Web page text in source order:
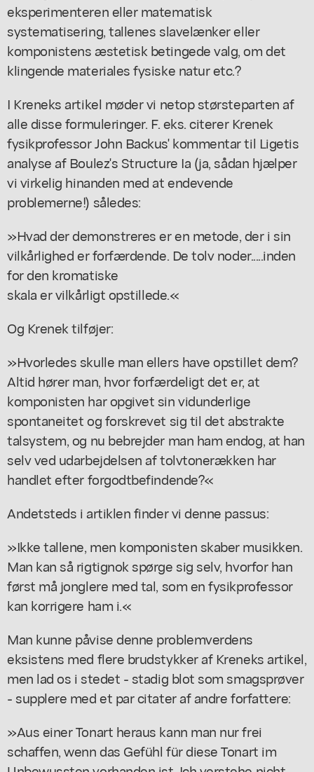
eksperimenteren eller matematisk
systematisering, tallenes slavelænker eller
komponistens æstetisk betingede valg, om det
klingende materiales fysiske natur etc.?
I Kreneks artikel møder vi netop størsteparten af
alle disse formuleringer. F. eks. citerer Krenek
fysikprofessor John Backus' kommentar til Ligetis
analyse af Boulez's Structure Ia (ja, sådan hjælper
vi virkelig hinanden med at endevende
problemerne!) således:
»Hvad der demonstreres er en metode, der i sin
vilkårlighed er forfærdende. De tolv noder.....inden
for den kromatiske
skala er vilkårligt opstillede.«
Og Krenek tilføjer:
»Hvorledes skulle man ellers have opstillet dem?
Altid hører man, hvor forfærdeligt det er, at
komponisten har opgivet sin vidunderlige
spontaneitet og forskrevet sig til det abstrakte
talsystem, og nu bebrejder man ham endog, at han
selv ved udarbejdelsen af tolvtonerækken har
handlet efter forgodtbefindende?«
Andetsteds i artiklen finder vi denne passus:
»Ikke tallene, men komponisten skaber musikken.
Man kan så rigtignok spørge sig selv, hvorfor han
først må jonglere med tal, som en fysikprofessor
kan korrigere ham i.«
Man kunne påvise denne problemverdens
eksistens med flere brudstykker af Kreneks artikel,
men lad os i stedet - stadig blot som smagsprøver
- supplere med et par citater af andre forfattere:
»Aus einer Tonart heraus kann man nur frei
schaffen, wenn das Gefühl für diese Tonart im